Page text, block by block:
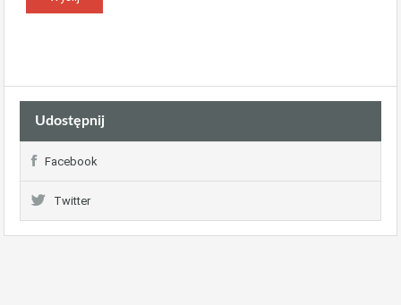
Udostępnij
Facebook
Twitter